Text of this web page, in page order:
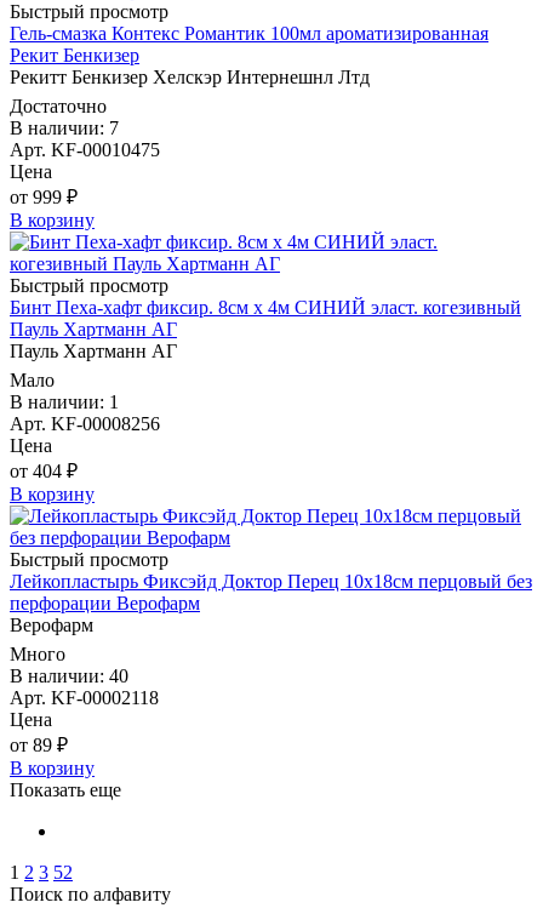
Быстрый просмотр
Гель-смазка Контекс Романтик 100мл ароматизированная
Рекит Бенкизер
Рекитт Бенкизер Хелскэр Интернешнл Лтд
Достаточно
В наличии: 7
Арт. KF-00010475
Цена
от 999 ₽
В корзину
Быстрый просмотр
Бинт Пеха-хафт фиксир. 8см х 4м СИНИЙ эласт. когезивный
Пауль Хартманн AГ
Пауль Хартманн AГ
Мало
В наличии: 1
Арт. KF-00008256
Цена
от 404 ₽
В корзину
Быстрый просмотр
Лейкопластырь Фиксэйд Доктор Перец 10х18см перцовый без
перфорации Верофарм
Верофарм
Много
В наличии: 40
Арт. KF-00002118
Цена
от 89 ₽
В корзину
Показать еще
1 2 3 52
Поиск по алфавиту